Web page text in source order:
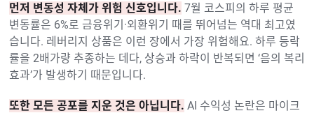
먼저 변동성 자체가 위험 신호입니다. 7월 코스피의 하루 평균
변동률은 6%로 금융위기·외환위기 때를 뛰어넘는 역대 최고였
습니다. 레버리지 상품은 이런 장에서 가장 위험해요. 하루 등락
률을 2배가량 추종하는 데다, 상승과 하락이 반복되면 ‘음의 복리
효과’가 발생하기 때문입니다.
또한 모든 공포를 지운 것은 아닙니다. AI 수익성 논란은 마이크